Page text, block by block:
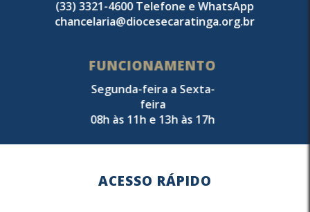
(33) 3321-4600 Telefone e WhatsApp
chancelaria@diocesecaratinga.org.br
FUNCIONAMENTO
Segunda-feira a Sexta-
feira
08h às 11h e 13h às 17h
ACESSO RÁPIDO